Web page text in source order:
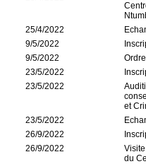
25/4/2022
9/5/2022
9/5/2022
23/5/2022
23/5/2022
et
23/5/2022
26/9/2022
26/9/2022
Visite
du